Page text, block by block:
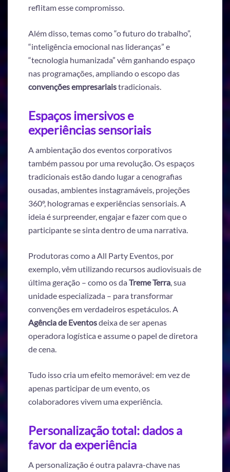
reflitam esse compromisso.
Além disso, temas como “o futuro do trabalho”,
“inteligência emocional nas lideranças” e
“tecnologia humanizada” vêm ganhando espaço
nas programações, ampliando o escopo das
convenções empresariaistradicionais.
Espaços imersivos e
experiências sensoriais
A ambientação dos eventos corporativos
também passou por uma revolução. Os espaços
tradicionais estão dando lugar a cenografias
ousadas, ambientes instagramáveis, projeções
360º, hologramas e experiências sensoriais. A
ideia é surpreender, engajar e fazer com que o
participante se sinta dentro de uma narrativa.
Produtoras como a All Party Eventos, por
exemplo, vêm utilizando recursos audiovisuais de
última geração – como os daTreme Terra, sua
unidade especializada – para transformar
convenções em verdadeiros espetáculos. A
Agência de Eventosdeixa de ser apenas
operadora logística e assume o papel de diretora
de cena.
Tudo isso cria um efeito memorável: em vez de
apenas participar de um evento, os
colaboradores vivem uma experiência.
Personalização total: dados a
favor da experiência
A personalização é outra palavra-chave nas